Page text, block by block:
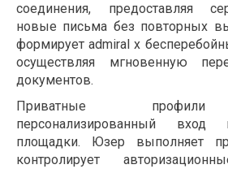
соединения, предоставляя
новые письма без повторных
формирует admiral x
осуществляя мгновенную
документов.
Приватные профили
персонализированный
площадки. Юзер выполняет
контролирует